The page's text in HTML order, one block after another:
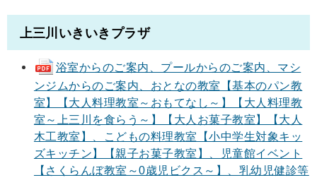
上三川いきいきプラザ
浴室からのご案内、プールからのご案内、マシ
ンジムからのご案内、おとなの教室【基本のパン教
室】【大人料理教室～おもてなし～】【大人料理教
室～上三川を食らう～】【大人お菓子教室】【大人
木工教室】、こどもの料理教室【小中学生対象キッ
ズキッチン】【親子お菓子教室】、児童館イベント
【さくらんぼ教室～0歳児ビクス～】、乳幼児健診等